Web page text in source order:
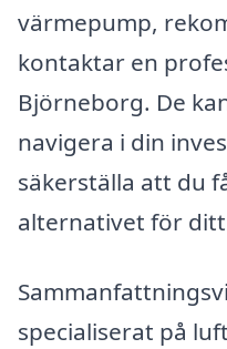
värmepump,
kontaktar en
Björneborg. De
navigera i din
säkerställa att du
alternativet för
specialiserat på